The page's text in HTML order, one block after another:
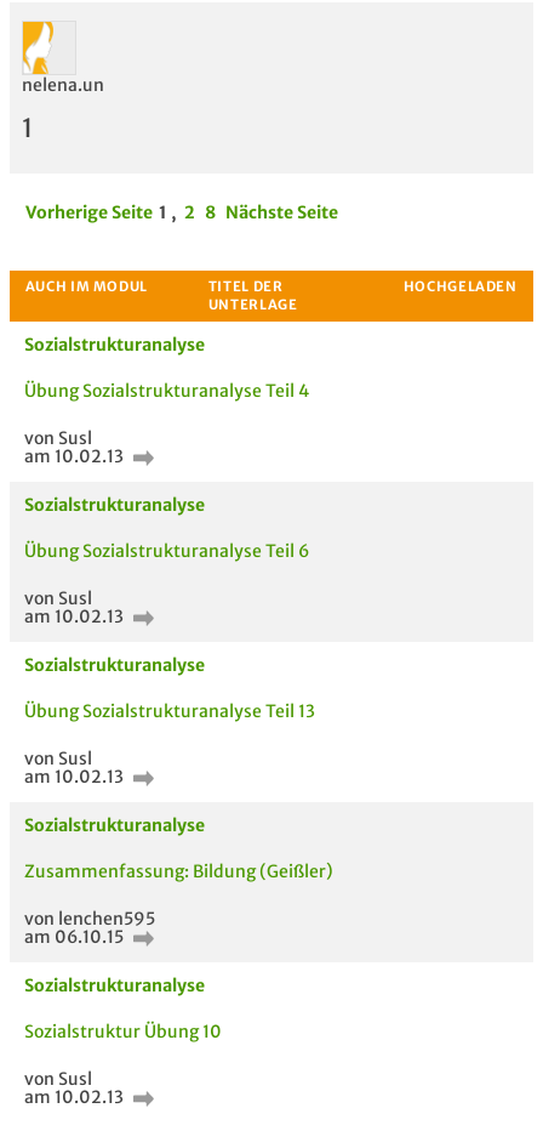
nelena.un
1
Vorherige Seite 1 , 2 8 Nächste Seite
AUCH IM MODUL
Sozialstrukturanalyse
Übung Sozialstrukturanalyse Teil 4
von Susl
am 10.02.13
Sozialstrukturanalyse
Übung Sozialstrukturanalyse Teil 6
von Susl
am 10.02.13
Sozialstrukturanalyse
Übung Sozialstrukturanalyse Teil 13
von Susl
am 10.02.13
Sozialstrukturanalyse
Zusammenfassung: Bildung (Geißler)
von lenchen595
am 06.10.15
Sozialstrukturanalyse
Sozialstruktur Übung 10
von Susl
am 10.02.13